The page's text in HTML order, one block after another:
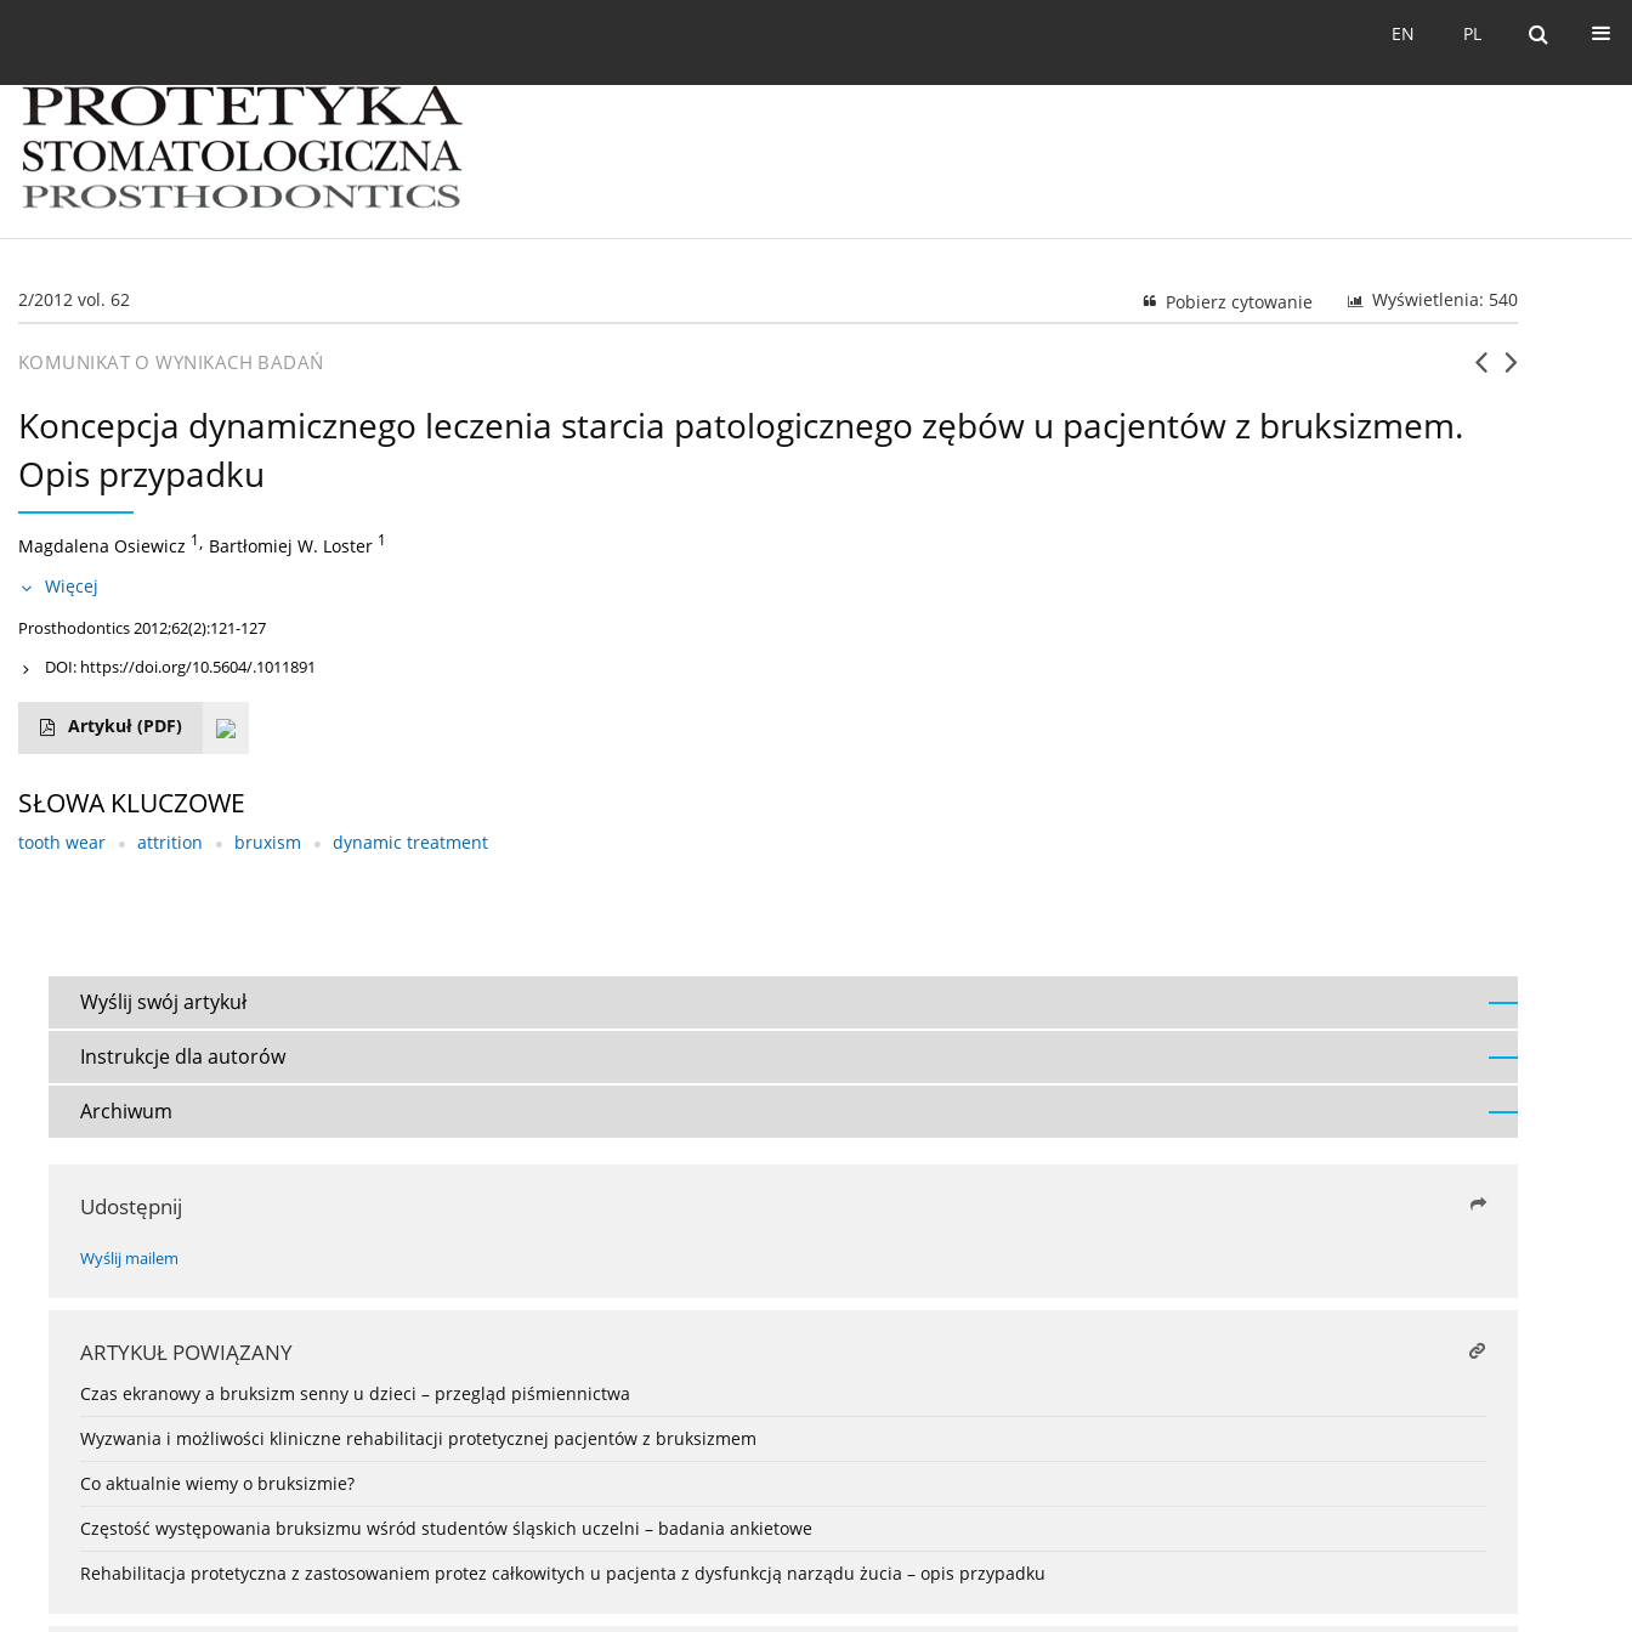
PL
EN PL
EN
2/2012 vol. 62 Wyświetlenia: 540
Pobierz cytowanie
KOMUNIKAT O WYNIKACH BADAŃ
Koncepcja dynamicznego leczenia starcia patologicznego zębów u pacjentów z bruksizmem.
Opis przypadku
Magdalena Osiewicz 1, Bartłomiej W. Loster 1
Więcej
Prosthodontics 2012;62(2):121-127
DOI: https://doi.org/10.5604/.1011891
Artykuł (PDF)
SŁOWA KLUCZOWE
tooth wear attrition bruxism dynamic treatment
Wyślij swój artykuł
Instrukcje dla autorów
Archiwum
Udostępnij
Wyślij mailem
ARTYKUŁ POWIĄZANY
Czas ekranowy a bruksizm senny u dzieci – przegląd piśmiennictwa
Wyzwania i możliwości kliniczne rehabilitacji protetycznej pacjentów z bruksizmem
Co aktualnie wiemy o bruksizmie?
Częstość występowania bruksizmu wśród studentów śląskich uczelni – badania ankietowe
Rehabilitacja protetyczna z zastosowaniem protez całkowitych u pacjenta z dysfunkcją narządu żucia – opis przypadku